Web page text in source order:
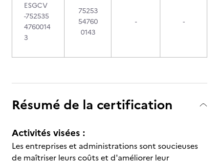
ESGCV
-752535
4760014
3
75253
54760
0143
- -
Résumé de la certification
Activités visées :
Les entreprises et administrations sont soucieuses
de maîtriser leurs coûts et d'améliorer leur